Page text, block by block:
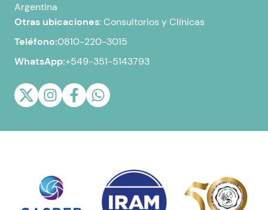
Argentina
Otras ubicaciones:Consultorios y Clínicas
Teléfono:0810-220-3015
WhatsApp:+549-351-5143793